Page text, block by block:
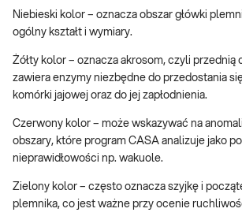
Niebieski kolor – oznacza obszar główki
ogólny kształt i wymiary.
Żółty kolor – oznacza akrosom, czyli przednią
zawiera enzymy niezbędne do przedostania
komórki jajowej oraz do jej zapłodnienia.
Czerwony kolor – może wskazywać na
obszary, które program CASA analizuje jako
nieprawidłowości np. wakuole.
Zielony kolor – często oznacza szyjkę i
plemnika, co jest ważne przy ocenie